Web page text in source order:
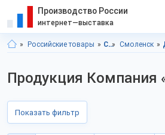
Производство России
интернет—выставка
Российские товары Смоленская область Смоленск
Продукция Компания
Показать фильтр